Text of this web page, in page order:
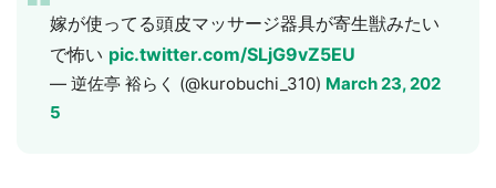
嫁が使ってる頭皮マッサージ器具が寄生獣みたい
で怖い pic.twitter.com/SLjG9vZ5EU
— 逆佐亭 裕らく (@kurobuchi_310) March 23, 202
5